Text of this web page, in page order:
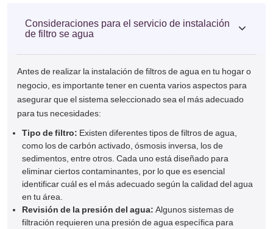
Consideraciones para el servicio de instalación
de filtro se agua
Antes de realizar la instalación de filtros de agua en tu hogar o
negocio, es importante tener en cuenta varios aspectos para
asegurar que el sistema seleccionado sea el más adecuado
para tus necesidades:
Tipo de filtro: Existen diferentes tipos de filtros de agua,
como los de carbón activado, ósmosis inversa, los de
sedimentos, entre otros. Cada uno está diseñado para
eliminar ciertos contaminantes, por lo que es esencial
identificar cuál es el más adecuado según la calidad del agua
en tu área.
Revisión de la presión del agua: Algunos sistemas de
filtración requieren una presión de agua específica para